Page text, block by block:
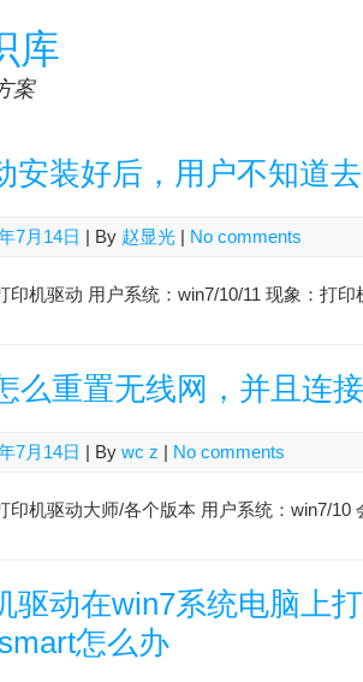
库
案
安装好后，用户不知道
7月14日 | By 赵显光 | No comments
印机驱动 用户系统：win7/10/11 现象：打
么重置无线网，并且连
7月14日 | By wc z | No comments
印机驱动大师/各个版本 用户系统：win7/10
驱动在win7系统电脑上
怎么办